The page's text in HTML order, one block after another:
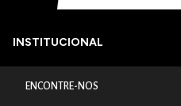
INSTITUCIONAL
ENCONTRE-NOS